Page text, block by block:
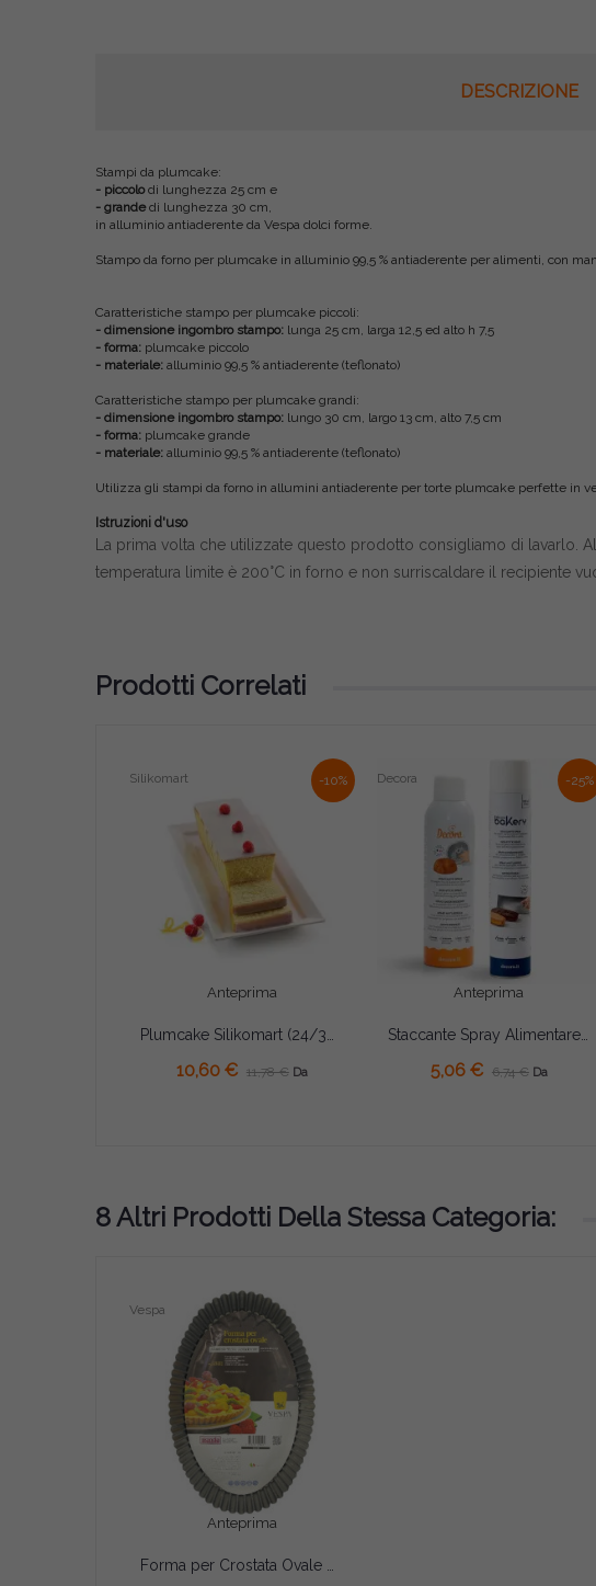
DESCRIZIONE
Stampi da plumcake:
- piccolodi lunghezza 25 cm e
- grandedi lunghezza 30 cm,
in alluminio antiaderente da Vespa dolci forme.
Stampo da forno per plumcake in alluminio 99,5 % antiaderente per alimenti, con
Caratteristiche stampo per plumcake piccoli:
- dimensione ingombro stampo: lunga 25 cm, larga 12,5 ed alto h 7,5
- forma: plumcake piccolo
- materiale: alluminio 99,5 % antiaderente (teflonato)
Caratteristiche stampo per plumcake grandi:
- dimensione ingombro stampo: lungo 30 cm, largo 13 cm, alto 7,5 cm
- forma: plumcake grande
- materiale: alluminio 99,5 % antiaderente (teflonato)
Utilizza gli stampi da forno in allumini antiaderente per torte plumcake perfette in
Istruzioni d'uso
La prima volta che utilizzate questo prodotto consigliamo di
temperatura limite è 200°C in forno e non surriscaldare il recipiente
Prodotti Correlati
-10%
Anteprima
Silikomart
10,60 € 11,78 € Da
-25%
Anteprima
Decora
Staccante Spray Alimentare Decora (250/500ml) – Ungi Teglie e Stampi Senza Farina
5,06 € 6,74 € Da
AGGIUNGI AL CARRELLO
8 Altri Prodotti Della Stessa Categoria:
Anteprima
Vespa